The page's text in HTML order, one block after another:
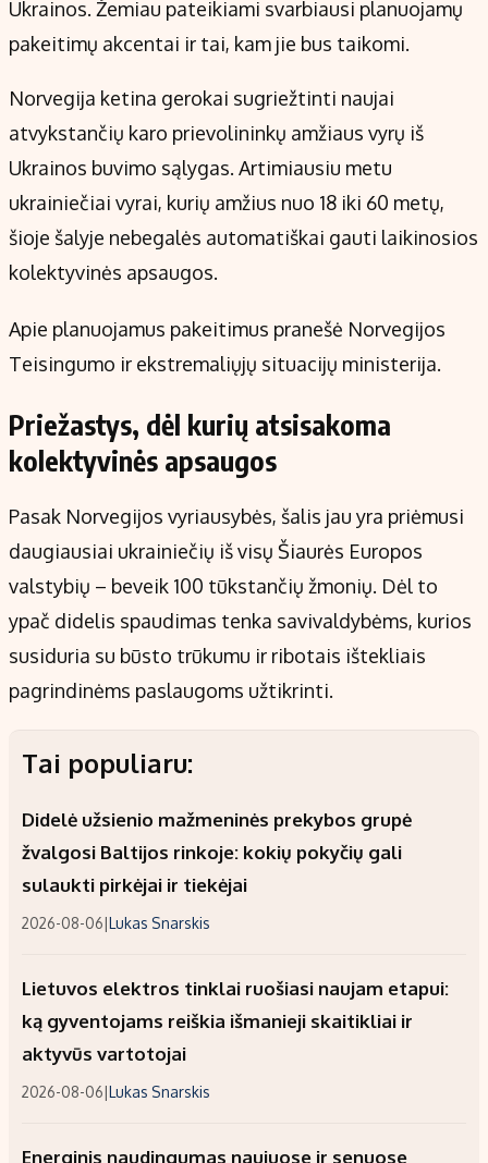
Ukrainos. Žemiau pateikiami svarbiausi planuojamų
pakeitimų akcentai ir tai, kam jie bus taikomi.
Norvegija ketina gerokai sugriežtinti naujai
atvykstančių karo prievolininkų amžiaus vyrų iš
Ukrainos buvimo sąlygas. Artimiausiu metu
ukrainiečiai vyrai, kurių amžius nuo 18 iki 60 metų,
šioje šalyje nebegalės automatiškai gauti laikinosios
kolektyvinės apsaugos.
Apie planuojamus pakeitimus pranešė Norvegijos
Teisingumo ir ekstremaliųjų situacijų ministerija.
Priežastys, dėl kurių atsisakoma
kolektyvinės apsaugos
Pasak Norvegijos vyriausybės, šalis jau yra priėmusi
daugiausiai ukrainiečių iš visų Šiaurės Europos
valstybių – beveik 100 tūkstančių žmonių. Dėl to
ypač didelis spaudimas tenka savivaldybėms, kurios
susiduria su būsto trūkumu ir ribotais ištekliais
pagrindinėms paslaugoms užtikrinti.
Tai populiaru:
Didelė užsienio mažmeninės prekybos grupė
žvalgosi Baltijos rinkoje: kokių pokyčių gali
sulaukti pirkėjai ir tiekėjai
2026-08-06|Lukas Snarskis
Lietuvos elektros tinklai ruošiasi naujam etapui:
ką gyventojams reiškia išmanieji skaitikliai ir
aktyvūs vartotojai
2026-08-06|Lukas Snarskis
Energinis naudingumas naujuose ir senuose